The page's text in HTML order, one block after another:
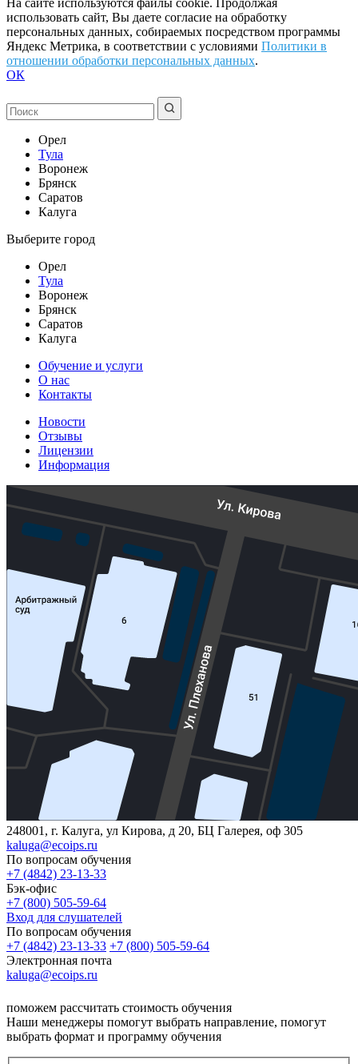
использовать сайт, Вы даете согласие на обработку
персональных данных, собираемых посредством программы
Яндекс Метрика, в соответствии с условиями Политики в
отношении обработки персональных данных.
ОК
Орел
Тула
Воронеж
Брянск
Саратов
Калуга
Выберите город
Орел
Тула
Воронеж
Брянск
Саратов
Калуга
Обучение и услуги
О нас
Контакты
Новости
Отзывы
Лицензии
Информация
248001, г. Калуга, ул Кирова, д 20, БЦ Галерея, оф 305
kaluga@ecoips.ru
По вопросам обучения
+7 (4842) 23-13-33
Бэк-офис
+7 (800) 505-59-64
Вход для слушателей
По вопросам обучения
+7 (4842) 23-13-33 +7 (800) 505-59-64
Электронная почта
kaluga@ecoips.ru
поможем рассчитать стоимость обучения
Наши менеджеры помогут выбрать направление, помогут
выбрать формат и программу обучения